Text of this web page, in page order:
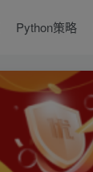
Python策略